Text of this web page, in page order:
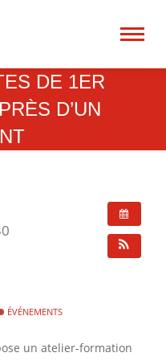
:
DE 1ER
D’UN
ÉVÉNEMENTS
un atelier-formation